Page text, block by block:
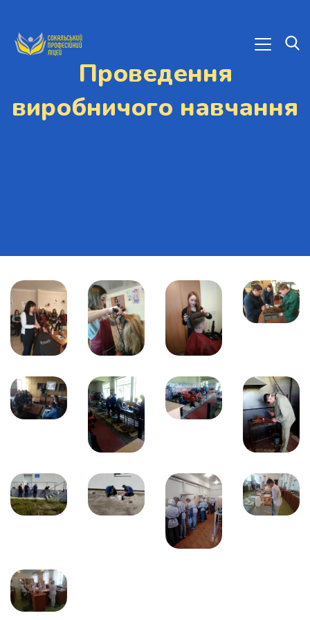
Проведення
виробничого навчання